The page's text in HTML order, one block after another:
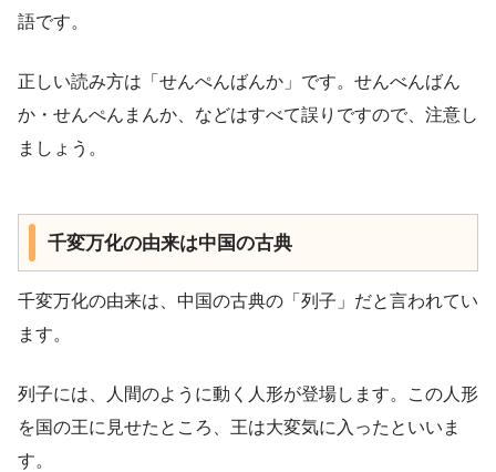
語です。
正しい読み方は「せんぺんばんか」です。せんべんばん
か・せんぺんまんか、などはすべて誤りですので、注意し
ましょう。
千変万化の由来は中国の古典
千変万化の由来は、中国の古典の「列子」だと言われてい
ます。
列子には、人間のように動く人形が登場します。この人形
を国の王に見せたところ、王は大変気に入ったといいま
す。